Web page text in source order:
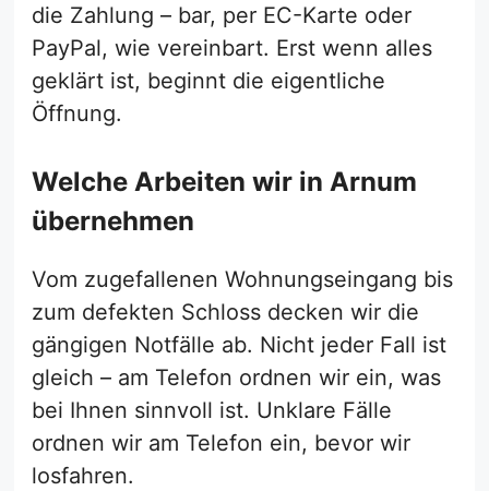
die Zahlung – bar, per EC-Karte oder
PayPal, wie vereinbart. Erst wenn alles
geklärt ist, beginnt die eigentliche
Öffnung.
Welche Arbeiten wir in Arnum
übernehmen
Vom zugefallenen Wohnungseingang bis
zum defekten Schloss decken wir die
gängigen Notfälle ab. Nicht jeder Fall ist
gleich – am Telefon ordnen wir ein, was
bei Ihnen sinnvoll ist. Unklare Fälle
ordnen wir am Telefon ein, bevor wir
losfahren.